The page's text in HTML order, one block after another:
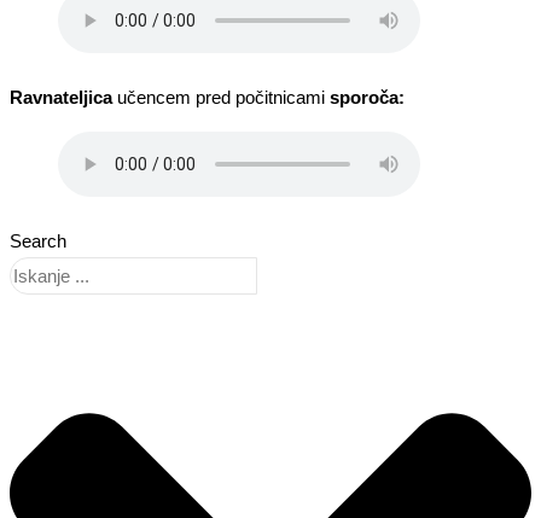
Ravnateljicaučencem pred počitnicami sporoča:
Search